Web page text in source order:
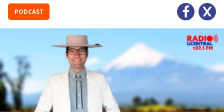
PODCAST